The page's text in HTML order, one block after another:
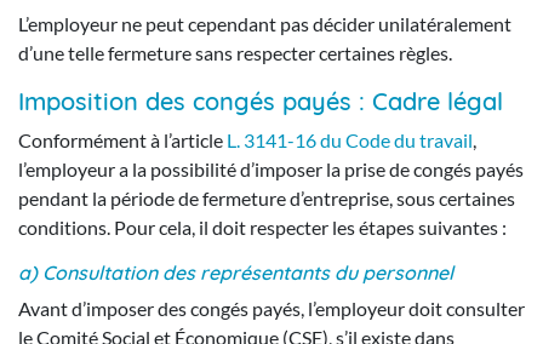
L’employeur ne peut cependant pas décider unilatéralement
d’une telle fermeture sans respecter certaines règles.
Imposition des congés payés : Cadre légal
Conformément à l’article L. 3141-16 du Code du travail,
l’employeur a la possibilité d’imposer la prise de congés payés
pendant la période de fermeture d’entreprise, sous certaines
conditions. Pour cela, il doit respecter les étapes suivantes :
a) Consultation des représentants du personnel
Avant d’imposer des congés payés, l’employeur doit consulter
le Comité Social et Économique (CSE), s’il existe dans